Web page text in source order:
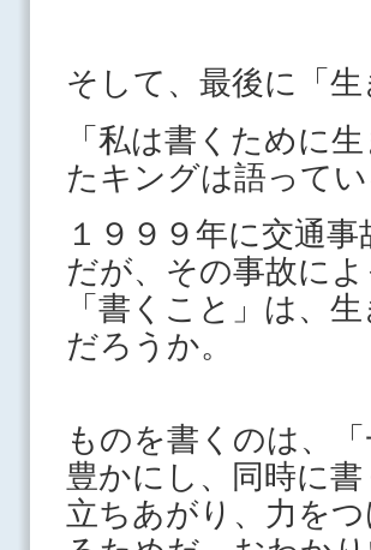
そして、最後に「
「私は書くために
たキングは語ってい
１９９９年に交通
だが、その事故に
「書くこと」は、
だろうか。
ものを書くのは、
豊かにし、同時に
立ちあがり、力を